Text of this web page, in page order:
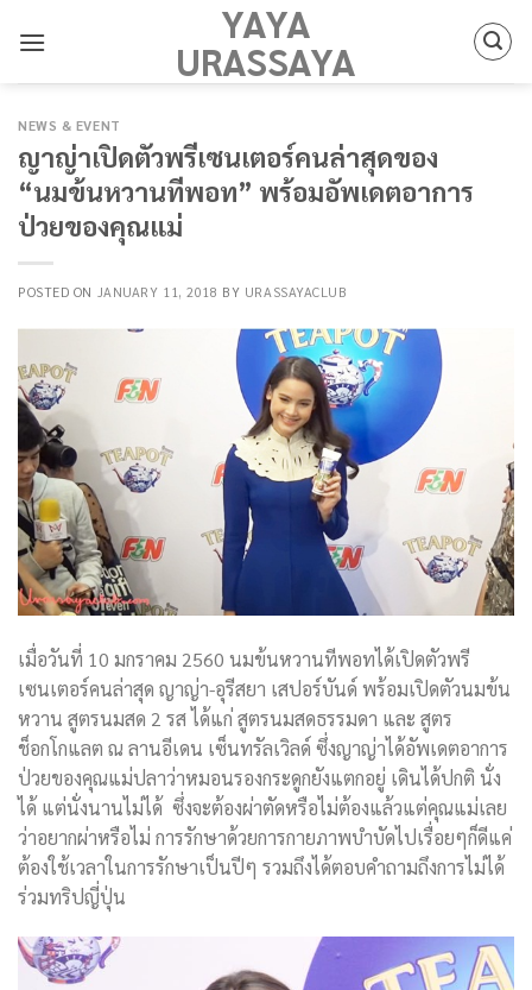
YAYA
URASSAYA
NEWS & EVENT
ญาญ่าเปิดตัวพรีเซนเตอร์คนล่าสุดของ
“นมข้นหวานทีพอท” พร้อมอัพเดตอาการ
ป่วยของคุณแม่
POSTED ON JANUARY 11, 2018 BY URASSAYACLUB
เมื่อวันที่ 10 มกราคม 2560 นมข้นหวานทีพอทได้เปิดตัวพรี
เซนเตอร์คนล่าสุด ญาญ่า-อุรีสยา เสปอร์บันด์ พร้อมเปิดตัวนมข้น
หวาน สูตรนมสด 2 รส ได้แก่ สูตรนมสดธรรมดา และ สูตร
ช็อกโกแลต ณ ลานอีเดน เซ็นทรัลเวิลด์ ซึ่งญาญ่าได้อัพเดตอาการ
ป่วยของคุณแม่ปลาว่าหมอนรองกระดูกยังแตกอยู่ เดินได้ปกติ นั่ง
ได้ แต่นั่งนานไม่ได้ ซึ่งจะต้องผ่าตัดหรือไม่ต้องแล้วแต่คุณแม่เลย
ว่าอยากผ่าหรือไม่ การรักษาด้วยการกายภาพบำบัดไปเรื่อยๆก็ดีแค่
ต้องใช้เวลาในการรักษาเป็นปีๆ รวมถึงได้ตอบคำถามถึงการไม่ได้
ร่วมทริปญี่ปุ่น